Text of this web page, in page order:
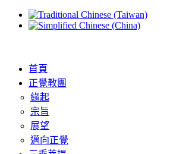
首頁
正覺教團
緣起
宗旨
展望
邁向正覺